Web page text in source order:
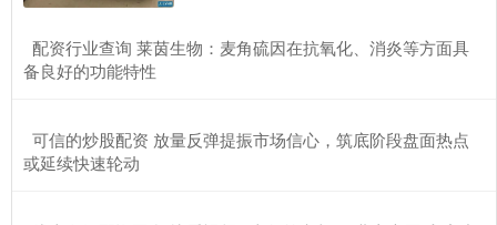
​配资行业查询 莱茵生物：麦角硫因在抗氧化、消炎等方面具
备良好的功能特性
​可信的炒股配资 放量反弹提振市场信心，筑底阶段盘面热点
或延续快速轮动